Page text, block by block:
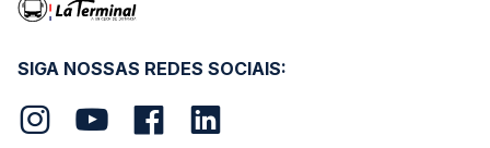
SIGA NOSSAS REDES SOCIAIS: